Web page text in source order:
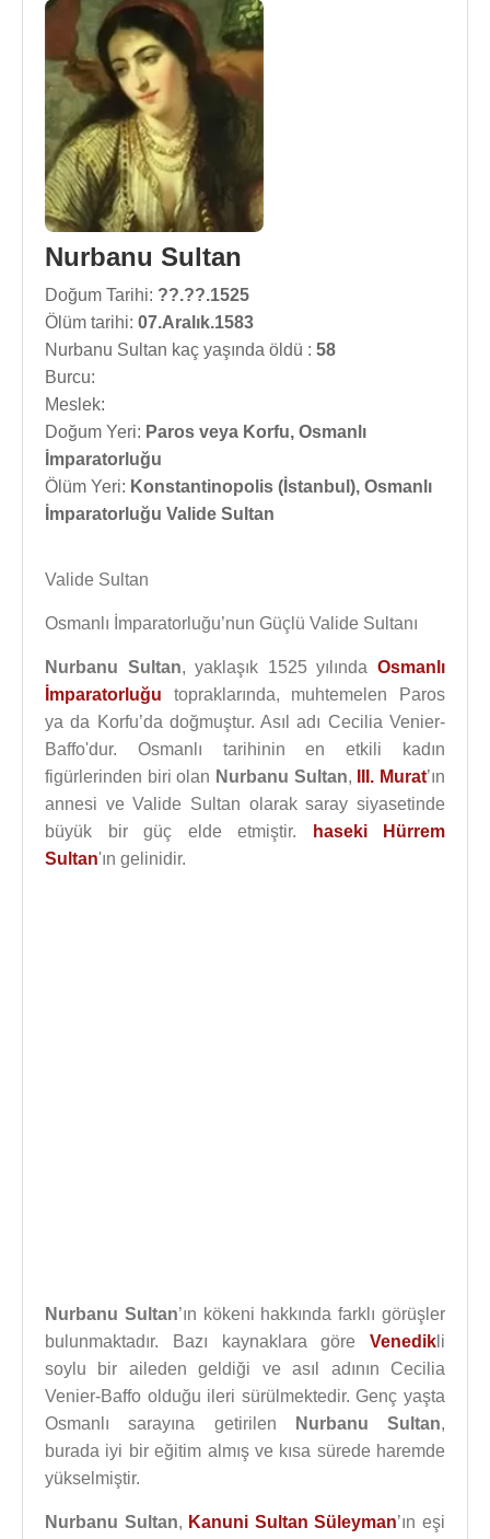
Nurbanu Sultan
Doğum Tarihi: ??.??.1525
Ölüm tarihi: 07.Aralık.1583
Nurbanu Sultan kaç yaşında öldü : 58
Burcu:
Meslek:
Doğum Yeri: Paros veya Korfu, Osmanlı
İmparatorluğu
Ölüm Yeri: Konstantinopolis (İstanbul), Osmanlı
İmparatorluğu Valide Sultan
Valide Sultan
Osmanlı İmparatorluğu’nun Güçlü Valide Sultanı
Nurbanu Sultan, yaklaşık 1525 yılındaOsmanlı
İmparatorluğu topraklarında, muhtemelen Paros
ya da Korfu’da doğmuştur. Asıl adı Cecilia Venier-
Baffo'dur. Osmanlı tarihinin en etkili kadın
figürlerinden biri olan Nurbanu Sultan, III. Murat’ın
annesi ve Valide Sultan olarak saray siyasetinde
büyük bir güç elde etmiştir.
haseki
Hürrem
Sultan'ın gelinidir.
Nurbanu Sultan’ın kökeni hakkında farklı görüşler
bulunmaktadır. Bazı kaynaklara göre Venedik li
soylu bir aileden geldiği ve asıl adının Cecilia
Venier-Baffo olduğu ileri sürülmektedir. Genç yaşta
Osmanlı sarayına getirilen
Nurbanu Sultan,
burada iyi bir eğitim almış ve kısa sürede haremde
yükselmiştir.
Nurbanu Sultan, Kanuni Sultan Süleyman’ın eşi